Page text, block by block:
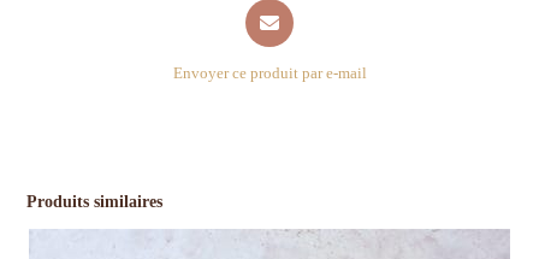
Envoyer ce produit par e-mail
Produits similaires